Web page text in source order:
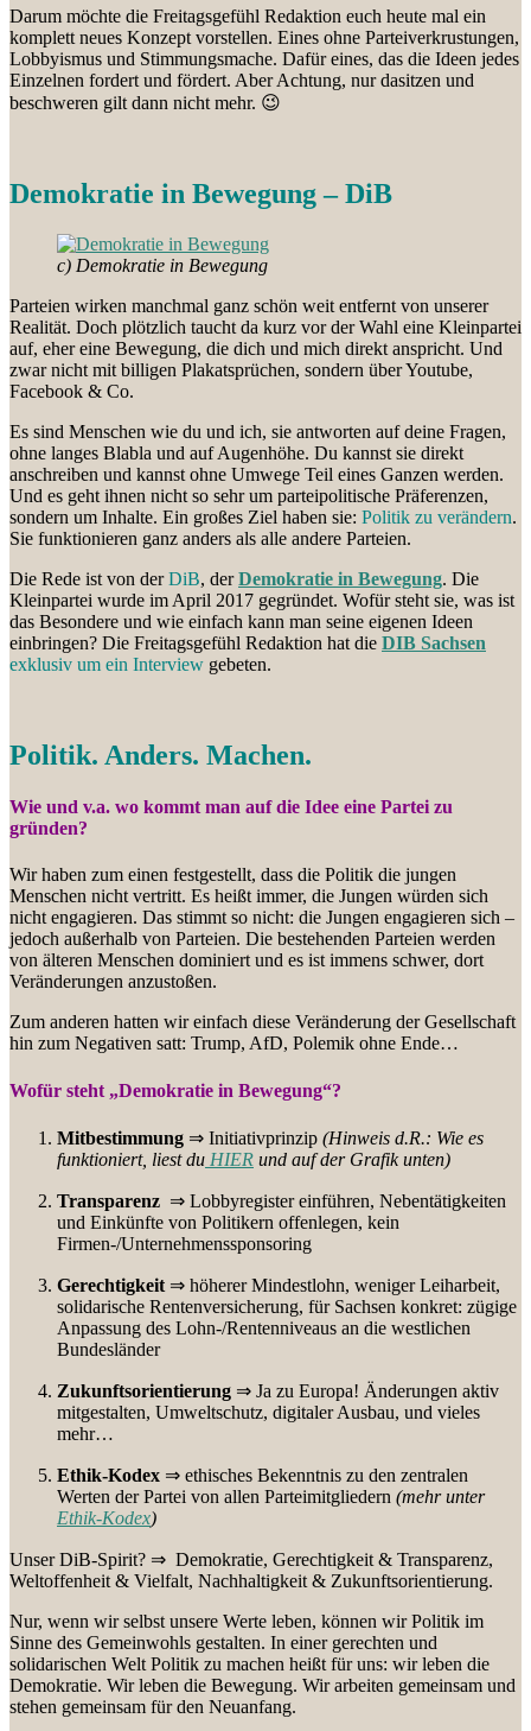
Darum möchte die Freitagsgefühl Redaktion euch heute mal ein
komplett neues Konzept vorstellen. Eines ohne Parteiverkrustungen,
Lobbyismus und Stimmungsmache. Dafür eines, das die Ideen jedes
Einzelnen fordert und fördert. Aber Achtung, nur dasitzen und
beschweren gilt dann nicht mehr. 😉
Demokratie in Bewegung – DiB
c) Demokratie in Bewegung
Parteien wirken manchmal ganz schön weit entfernt von unserer
Realität. Doch plötzlich taucht da kurz vor der Wahl eine Kleinpartei
auf, eher eine Bewegung, die dich und mich direkt anspricht. Und
zwar nicht mit billigen Plakatsprüchen, sondern über Youtube,
Facebook & Co.
Es sind Menschen wie du und ich, sie antworten auf deine Fragen,
ohne langes Blabla und auf Augenhöhe. Du kannst sie direkt
anschreiben und kannst ohne Umwege Teil eines Ganzen werden.
Und es geht ihnen nicht so sehr um parteipolitische Präferenzen,
sondern um Inhalte. Ein großes Ziel haben sie: Politik zu verändern.
Sie funktionieren ganz anders als alle andere Parteien.
Die Rede ist von derDiB, derDemokratie in Bewegung. Die
Kleinpartei wurde im April 2017 gegründet. Wofür steht sie, was ist
das Besondere und wie einfach kann man seine eigenen Ideen
einbringen? Die Freitagsgefühl Redaktion hat die DIB Sachsen
exklusiv um ein Interview gebeten.
Politik. Anders. Machen.
Wie und v.a. wo kommt man auf die Idee eine Partei zu
gründen?
Wir haben zum einen festgestellt, dass die Politik die jungen
Menschen nicht vertritt. Es heißt immer, die Jungen würden sich
nicht engagieren. Das stimmt so nicht: die Jungen engagieren sich –
jedoch außerhalb von Parteien. Die bestehenden Parteien werden
von älteren Menschen dominiert und es ist immens schwer, dort
Veränderungen anzustoßen.
Zum anderen hatten wir einfach diese Veränderung der Gesellschaft
hin zum Negativen satt: Trump, AfD, Polemik ohne Ende…
Wofür steht „Demokratie in Bewegung“?
Mitbestimmung ⇒ Initiativprinzip (Hinweis d.R.: Wie es
funktioniert, liest du HIER und auf der Grafik unten)
Transparenz ⇒ Lobbyregister einführen, Nebentätigkeiten
und Einkünfte von Politikern offenlegen, kein
Firmen-/Unternehmenssponsoring
Gerechtigkeit ⇒ höherer Mindestlohn, weniger Leiharbeit,
solidarische Rentenversicherung, für Sachsen konkret: zügige
Anpassung des Lohn-/Rentenniveaus an die westlichen
Bundesländer
Zukunftsorientierung ⇒ Ja zu Europa! Änderungen aktiv
mitgestalten, Umweltschutz, digitaler Ausbau, und vieles
mehr…
Ethik-Kodex ⇒ ethisches Bekenntnis zu den zentralen
Werten der Partei von allen Parteimitgliedern (mehr unter
Ethik-Kodex)
Unser DiB-Spirit? ⇒ Demokratie, Gerechtigkeit & Transparenz,
Weltoffenheit & Vielfalt, Nachhaltigkeit & Zukunftsorientierung.
Nur, wenn wir selbst unsere Werte leben, können wir Politik im
Sinne des Gemeinwohls gestalten. In einer gerechten und
solidarischen Welt Politik zu machen heißt für uns: wir leben die
Demokratie. Wir leben die Bewegung. Wir arbeiten gemeinsam und
stehen gemeinsam für den Neuanfang.